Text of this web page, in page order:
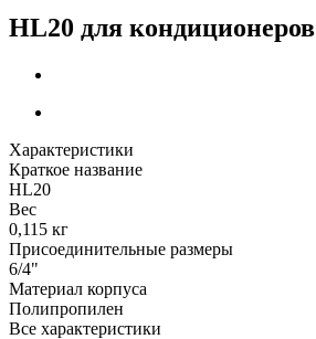
HL20 для кондиционеров
Характеристики
Краткое название
HL20
Вес
0,115 кг
Присоединительные размеры
6/4"
Материал корпуса
Полипропилен
Все характеристики